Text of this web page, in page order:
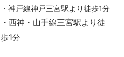
・神戸線神戸三宮駅より徒歩1分
・西神・山手線三宮駅より徒
歩1分